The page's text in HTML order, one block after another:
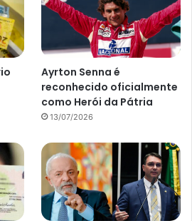
Ayrton Senna é
reconhecido oficialmente
como Herói da Pátria
13/07/2026